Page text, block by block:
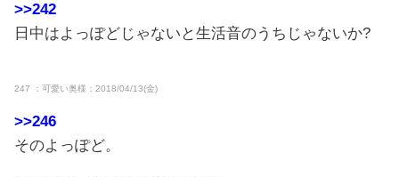
>>242
日中はよっぽどじゃないと生活音のうちじゃないか?
247 ：可愛い奥様：2018/04/13(金)
>>246
そのよっぽど。